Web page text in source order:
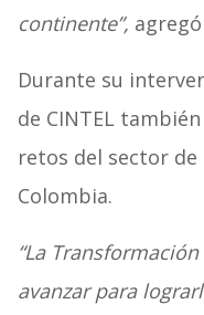
continente”,
Durante su
de CINTEL
retos del sector
Colombia.
“La
avanzar para